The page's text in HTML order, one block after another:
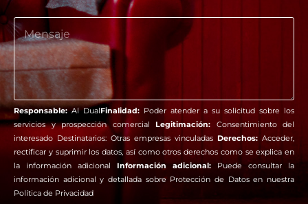
ó
n
m
e
n
s
a
j
e
N
o
m
b
r
e
o
e
e
c
t
r
ó
n
i
c
o
*
C
o
m
e
n
t
a
r
i
o
o
m
e
n
Responsable:Al DualFinalidad: Poder atender a su solicitud sobre los
servicios y prospección comercial Legitimación: Consentimiento del
interesado Destinatarios: Otras empresas vinculadas Derechos: Acceder,
rectificar y suprimir los datos, así como otros derechos como se explica en
la información adicional Información adicional: Puede consultar la
información adicional y detallada sobre Protección de Datos en nuestra
Política de Privacidad